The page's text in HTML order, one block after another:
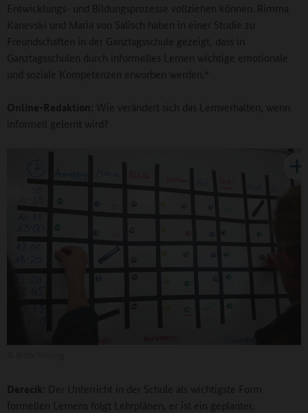
Entwicklungs- und Bildungsprozesse vollziehen können. Rimma
Kanevski und Maria von Salisch haben in einer Studie zu
Freundschaften in der Ganztagsschule gezeigt, dass in
Ganztagsschulen durch informelles Lernen wichtige emotionale
und soziale Kompetenzen erworben werden.*
Online-Redaktion: Wie verändert sich das Lernverhalten, wenn
informell gelernt wird?
Derecik: Der Unterricht in der Schule als wichtigste Form
formellen Lernens folgt Lehrplänen, er ist ein geplanter,